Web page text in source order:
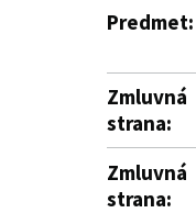
Predmet:
Zmluvná
strana:
Zmluvná
strana: